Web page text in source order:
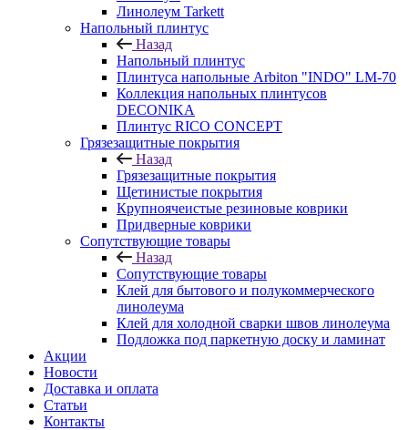
Линолеум Tarkett
Напольный плинтус
Назад
Напольный плинтус
Плинтуса напольные Arbiton "INDO" LM-70
Коллекция напольных плинтусов
DECONIKA
Плинтус RICO CONCEPT
Грязезащитные покрытия
Назад
Грязезащитные покрытия
Щетинистые покрытия
Крупноячеистые резиновые коврики
Придверные коврики
Сопутствующие товары
Назад
Сопутствующие товары
Клей для бытового и полукоммерческого
линолеума
Клей для холодной сварки швов линолеума
Подложка под паркетную доску и ламинат
Акции
Новости
Доставка и оплата
Статьи
Контакты